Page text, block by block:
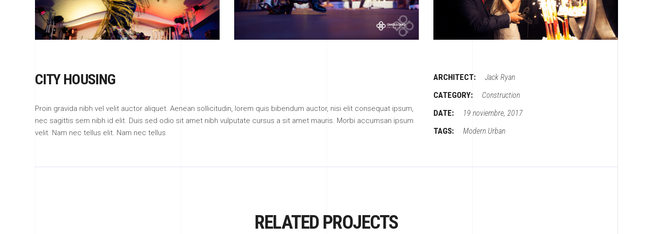
CITY HOUSING
Proin gravida nibh vel velit auctor aliquet. Aenean sollicitudin, lorem quis bibendum auctor, nisi elit consequat ipsum,
nec sagittis sem nibh id elit. Duis sed odio sit amet nibh vulputate cursus a sit amet mauris. Morbi accumsan ipsum
velit. Nam nec tellus elit. Nam nec tellus
ARCHITECT: Jack Ryan
CATEGORY: Construction
DATE: 19 noviembre, 2017
TAGS: Modern Urban
RELATED PROJECTS